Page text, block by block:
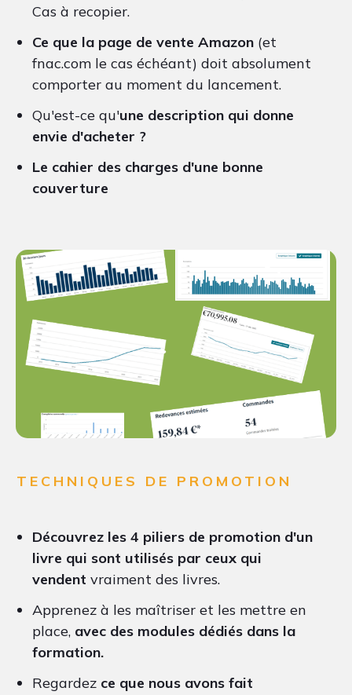
Cas à recopier.
Ce que la page de vente Amazon (et
fnac.com le cas échéant) doit absolument
comporter au moment du lancement.
Qu'est-ce qu'une description qui donne
envie d'acheter ?
Le cahier des charges d'une bonne
couverture
TECHNIQUES DE PROMOTION
Découvrez les 4 piliers de promotion d'un
livre qui sont utilisés par ceux qui
vendent vraiment des livres.
Apprenez à les maîtriser et les mettre en
place, avec des modules dédiés dans la
formation.
Regardez ce que nous avons fait